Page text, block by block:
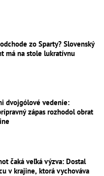
zo Sparty? Slovenský
má na stole lukratívnu
dvojgólové vedenie:
zápas rozhodol obrat
čaká veľká výzva: Dostal
v krajine, ktorá vychováva